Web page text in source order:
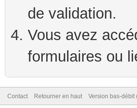
de validation.
Vous avez
formulaires ou
Contact Retourner en haut Version bas-débit